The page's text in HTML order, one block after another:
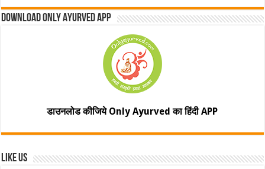
Download Only Ayurved App
डाउनलोड कीजिये Only Ayurved का हिंदी APP
Like Us